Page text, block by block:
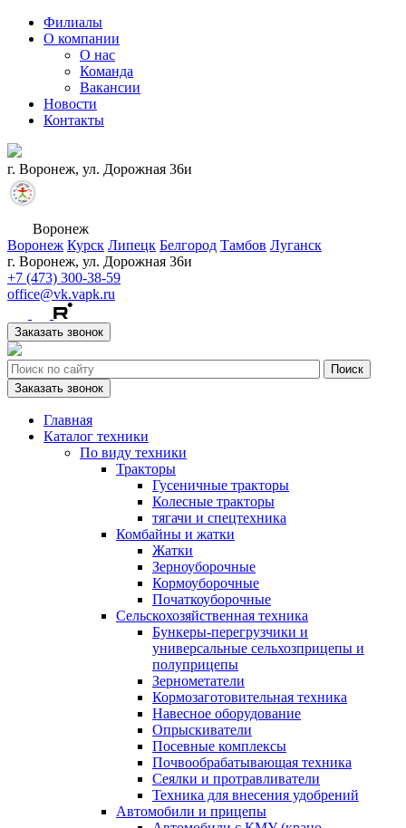
Филиалы
О компании
О нас
Команда
Вакансии
Новости
Контакты
г. Воронеж, ул. Дорожная 36и
Воронеж
Воронеж Курск Липецк Белгород Тамбов Луганск
г. Воронеж, ул. Дорожная 36и
+7 (473) 300-38-59
office@vk.vapk.ru
Заказать звонок
Заказать звонок
Главная
Каталог техники
По виду техники
Тракторы
Гусеничные тракторы
Колесные тракторы
тягачи и спецтехника
Комбайны и жатки
Жатки
Зерноуборочные
Кормоуборочные
Початкоуборочные
Сельскохозяйственная техника
Бункеры-перегрузчики и
универсальные сельхозприцепы и
полуприцепы
Зернометатели
Кормозаготовительная техника
Навесное оборудование
Опрыскиватели
Посевные комплексы
Почвообрабатывающая техника
Сеялки и протравливатели
Техника для внесения удобрений
Автомобили и прицепы